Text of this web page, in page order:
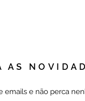
AS
emails e não perca